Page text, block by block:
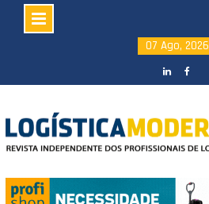
content
07 Ago, 2026